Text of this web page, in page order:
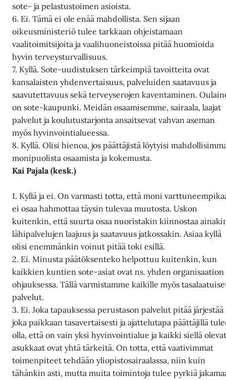
sote- ja pelastustoimen asioista.
6. Ei. Tämä ei ole enää mahdollista. Sen sijaan
oikeusministeriö tulee tarkkaan ohjeistamaan
vaalitoimitsijoita ja vaalihuoneistoissa pitää huomioida
hyvin terveysturvallisuus.
7. Kyllä. Sote-uudistuksen tärkeimpiä tavoitteita ovat
kansalaisten yhdenvertaisuus, palveluiden saatavuus ja
saavutettavuus sekä terveyserojen kaventaminen.
on sote-kaupunki. Meidän osaamisemme, sairaala, laajat
palvelut ja koulutustarjonta ansaitsevat vahvan aseman
myös hyvinvointialueessa.
8. Kyllä. Olisi hienoa, jos päättäjistä löytyisi
monipuolista osaamista ja kokemusta.
Kai Pajala (kesk.)
1. Kyllä ja ei. On varmasti totta, että moni
ei osaa hahmottaa täysin tulevaa muutosta. Uskon
kuitenkin, että suurta osaa nuoristakin kiinnostaa
lähipalvelujen laajuus ja saatavuus jatkossakin. Asiaa kyllä
olisi enemmänkin voinut pitää toki esillä.
2. Ei. Minusta päätöksenteko helpottuu kuitenkin, kun
kaikkien kuntien sote-asiat ovat ns. yhden organisaation
ohjauksessa. Tällä varmistamme kaikille myös
palvelut.
3. Ei. Joka tapauksessa perustason palvelut pitää järjestää
joka paikkaan tasavertaisesti ja ajattelutapa päättäjillä
olla, että on vain yksi hyvinvointialue ja kaikki siellä
asukkaat ovat yhtä tärkeitä. On totta, että vaativimmat
toimenpiteet tehdään yliopistosairaalassa, niin kuin
tähänkin asti, mutta muita toimintoja tulee pyrkiä